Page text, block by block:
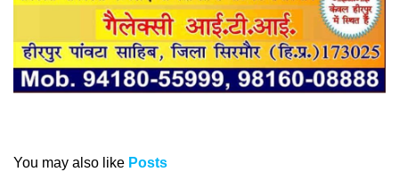
You may also like Posts